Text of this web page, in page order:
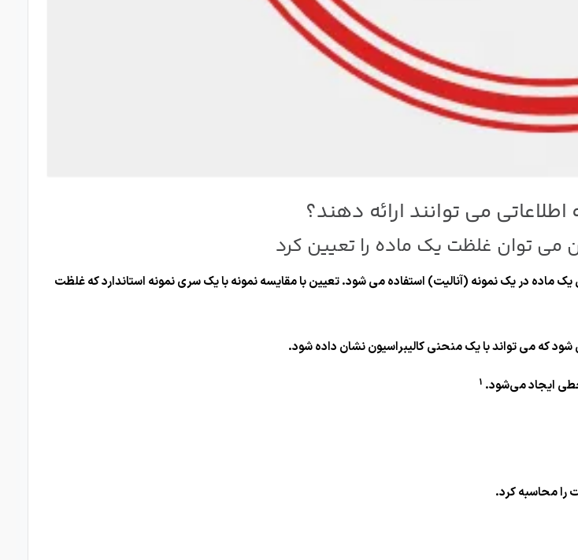
می توانند ارائه دهند؟
می توان غلظت یک ماده را تعیین کرد
در یک نمونه (آنالیت) استفاده می شود. تعیین با مقایسه نمونه با یک سری نمونه استاندارد که غلظت
شود که می تواند با یک منحنی کالیبراسیون نشان داده شود.
خطی ایجاد می‌شود. 1
را محاسبه کرد.